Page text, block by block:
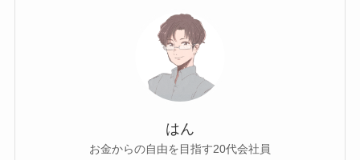
はん
お金からの自由を目指す20代会社員